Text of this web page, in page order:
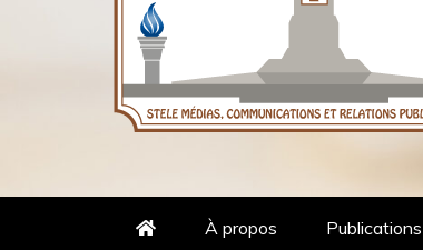
À propos Publications